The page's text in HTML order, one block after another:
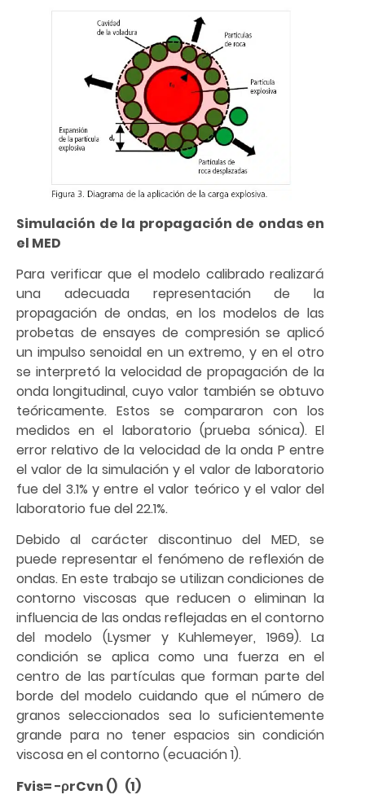
Simulación de la propagación de ondas en
el MED
Para verificar que el modelo calibrado realizará
una adecuada representación de la
propagación de ondas, en los modelos de las
probetas de ensayes de compresión se aplicó
un impulso senoidal en un extremo, y en el otro
se interpretó la velocidad de propagación de la
onda longitudinal, cuyo valor también se obtuvo
teóricamente. Estos se compararon con los
medidos en el laboratorio (prueba sónica). El
error relativo de la velocidad de la onda P entre
el valor de la simulación y el valor de laboratorio
fue del 3.1% y entre el valor teórico y el valor del
laboratorio fue del 22.1%.
Debido al carácter discontinuo del MED, se
puede representar el fenómeno de reflexión de
ondas. En este trabajo se utilizan condiciones de
contorno viscosas que reducen o eliminan la
influencia de las ondas reflejadas en el contorno
del modelo (Lysmer y Kuhlemeyer, 1969). La
condición se aplica como una fuerza en el
centro de las partículas que forman parte del
borde del modelo cuidando que el número de
granos seleccionados sea lo suficientemente
grande para no tener espacios sin condición
viscosa en el contorno (ecuación 1).
Fvis= −ρrCvn () (1)